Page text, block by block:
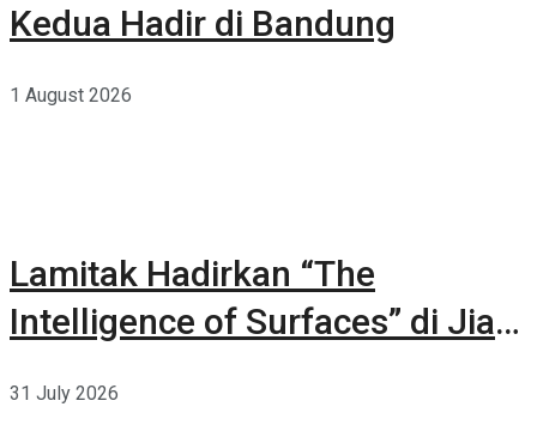
Kedua Hadir di Bandung
1 August 2026
Lamitak Hadirkan “The
Intelligence of Surfaces” di Jia
31 July 2026